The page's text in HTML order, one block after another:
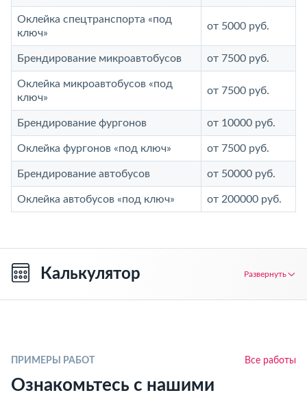
Оклейка спецтранспорта «под
ключ»
от 5000 руб.
Брендирование микроавтобусов от 7500 руб.
Оклейка микроавтобусов «под
ключ»
от 7500 руб.
Брендирование фургонов от 10000 руб.
Оклейка фургонов «под ключ» от 7500 руб.
Брендирование автобусов от 50000 руб.
Оклейка автобусов «под ключ» от 200000 руб.
Калькулятор Развернуть
ПРИМЕРЫ РАБОТ Все работы
Ознакомьтесь с нашими